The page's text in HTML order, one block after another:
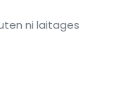
ni laitages